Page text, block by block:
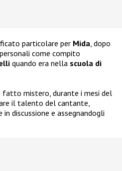
particolare per Mida , dopo
come compito
quando era nella scuola di
fatto mistero, durante i mesi del
il talento del cantante,
discussione e assegnandogli